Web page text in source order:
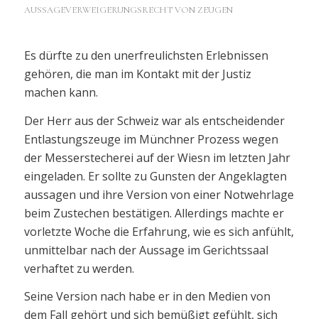
AUSSAGEVERWEIGERUNGSRECHT VON ZEUGEN
Es dürfte zu den unerfreulichsten Erlebnissen
gehören, die man im Kontakt mit der Justiz
machen kann.
Der Herr aus der Schweiz war als entscheidender
Entlastungszeuge im Münchner Prozess wegen
der Messerstecherei auf der Wiesn im letzten Jahr
eingeladen. Er sollte zu Gunsten der Angeklagten
aussagen und ihre Version von einer Notwehrlage
beim Zustechen bestätigen. Allerdings machte er
vorletzte Woche die Erfahrung, wie es sich anfühlt,
unmittelbar nach der Aussage im Gerichtssaal
verhaftet zu werden.
Seine Version nach habe er in den Medien von
dem Fall gehört und sich bemüßigt gefühlt, sich